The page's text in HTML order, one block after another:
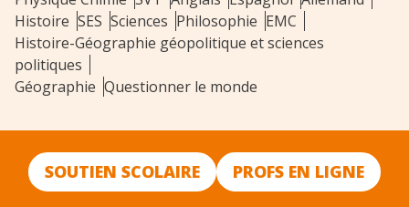
Histoire SES Sciences Philosophie EMC
Histoire-Géographie géopolitique et sciences
politiques
Géographie Questionner le monde
SOUTIEN SCOLAIRE PROFS EN LIGNE